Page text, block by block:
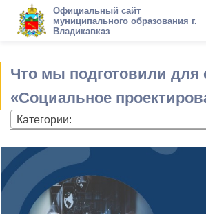
Официальный сайт
муниципального образования г.
Владикавказ
Что мы подготовили для
«Социальное
Категории: